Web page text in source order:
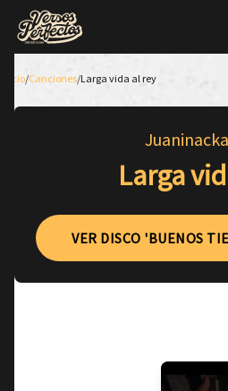
Inicio/Canciones/Larga vida al rey
Larga
VER DISCO 'BUENOS